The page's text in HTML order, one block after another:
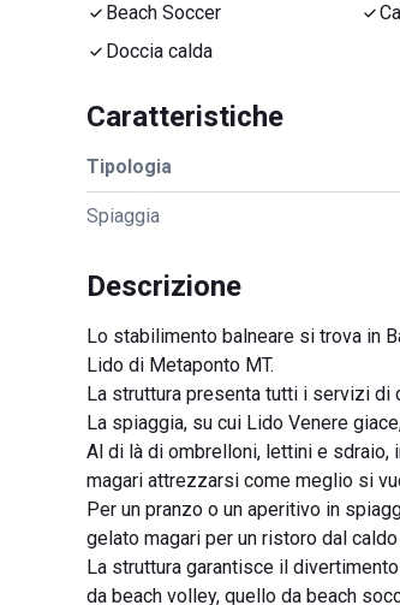
Beach Soccer
Doccia calda
Caratteristiche
Tipologia
Spiaggia
Descrizione
Lo stabilimento balneare si trova in
Lido di Metaponto MT.
La struttura presenta tutti i servizi di
La spiaggia, su cui Lido Venere
Al di là di ombrelloni, lettini e sdraio,
magari attrezzarsi come meglio si
Per un pranzo o un aperitivo in
gelato magari per un ristoro dal
La struttura garantisce il
da beach volley, quello da beach